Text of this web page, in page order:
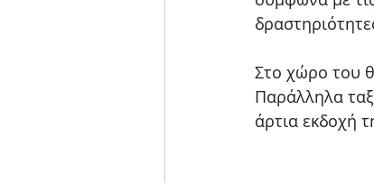
Στο χώρο του
Παράλληλα
άρτια εκδοχή